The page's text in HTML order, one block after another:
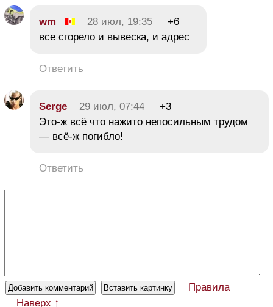
wm 28 июл, 19:35
+6
все сгорело и вывеска, и адрес
Ответить
Serge 29 июл, 07:44
+3
Это-ж всё что нажито непосильным трудом
— всё-ж погибло!
Ответить
Правила
Наверх ↑